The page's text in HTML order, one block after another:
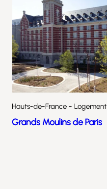
Hauts-de-France - Logement
Grands Moulins de Paris